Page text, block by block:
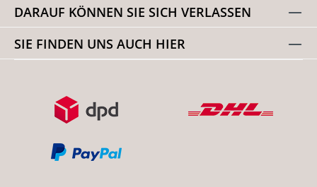
DARAUF KÖNNEN SIE SICH VERLASSEN
SIE FINDEN UNS AUCH HIER